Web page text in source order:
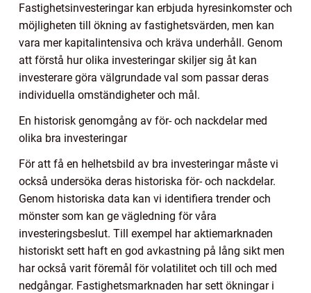
Fastighetsinvesteringar kan erbjuda hyresinkomster och
möjligheten till ökning av fastighetsvärden, men kan
vara mer kapitalintensiva och kräva underhåll. Genom
att förstå hur olika investeringar skiljer sig åt kan
investerare göra välgrundade val som passar deras
individuella omständigheter och mål.
En historisk genomgång av för- och nackdelar med
olika bra investeringar
För att få en helhetsbild av bra investeringar måste vi
också undersöka deras historiska för- och nackdelar.
Genom historiska data kan vi identifiera trender och
mönster som kan ge vägledning för våra
investeringsbeslut. Till exempel har aktiemarknaden
historiskt sett haft en god avkastning på lång sikt men
har också varit föremål för volatilitet och till och med
nedgångar. Fastighetsmarknaden har sett ökningar i